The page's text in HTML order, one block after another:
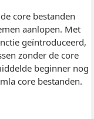
core bestanden
aanlopen. Met
geïntroduceerd,
zonder de core
beginner nog
core bestanden.